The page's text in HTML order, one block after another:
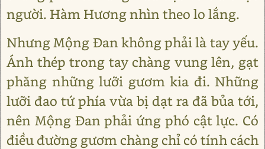
người. Hàm Hương nhìn theo lo lắng.
Nhưng Mộng Ðan không phải là tay yếu.
Ánh thép trong tay chàng vung lên, gạt
phăng những lưỡi gươm kia đi. Những
lưỡi đao tứ phía vừa bị dạt ra đã bủa tới,
nên Mộng Ðan phải ứng phó cật lực. Có
điều đường gươm chàng chỉ có tính cách